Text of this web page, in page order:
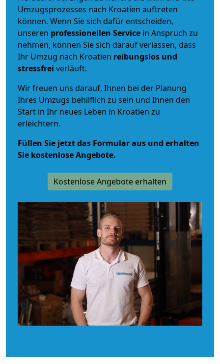
Umzugsprozesses nach Kroatien auftreten
können. Wenn Sie sich dafür entscheiden,
unseren professionellen Service in Anspruch zu
nehmen, können Sie sich darauf verlassen, dass
Ihr Umzug nach Kroatien reibungslos und
stressfrei verläuft.
Wir freuen uns darauf, Ihnen bei der Planung
Ihres Umzugs behilflich zu sein und Ihnen den
Start in Ihr neues Leben in Kroatien zu
erleichtern.
Füllen Sie jetzt das Formular aus und erhalten
Sie kostenlose Angebote.
Kostenlose Angebote erhalten